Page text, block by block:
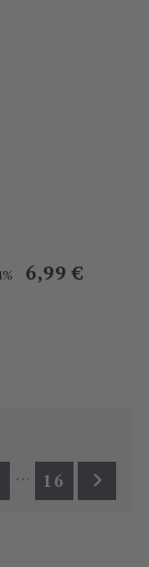
Prezzo
6,99 €
… 16 